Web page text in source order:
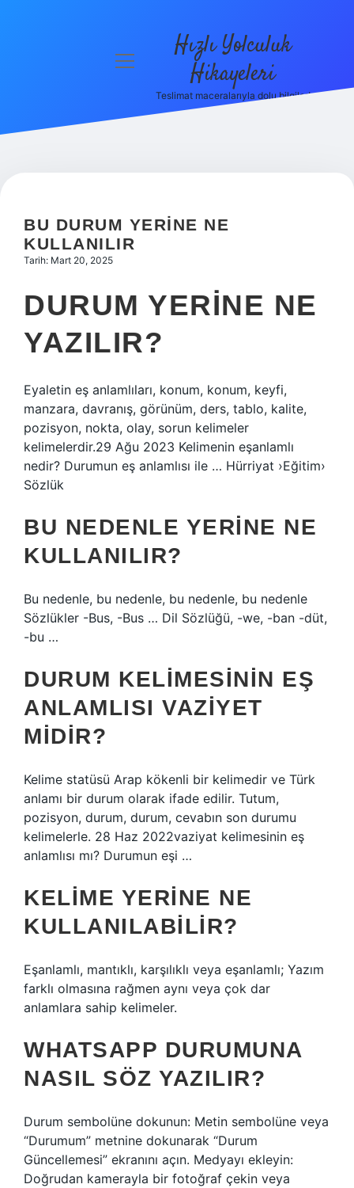
Hakkımızda
menüyü
Hızlı Yolculuk
Hikayeleri
Teslimat maceralarıyla dolu bilgiler!
BU DURUM YERINE NE
KULLANILIR
Tarih: Mart 20, 2025
DURUM YERINE NE
YAZILIR?
Eyaletin eş anlamlıları, konum, konum, keyfi,
manzara, davranış, görünüm, ders, tablo, kalite,
pozisyon, nokta, olay, sorun kelimeler
kelimelerdir.29 Ağu 2023 Kelimenin eşanlamlı
nedir? Durumun eş anlamlısı ile … Hürriyat ›Eğitim›
Sözlük
BU NEDENLE YERINE NE
KULLANILIR?
Bu nedenle, bu nedenle, bu nedenle, bu nedenle
Sözlükler -Bus, -Bus … Dil Sözlüğü, -we, -ban -düt,
-bu …
DURUM KELIMESININ EŞ
ANLAMLISI VAZIYET
MIDIR?
Kelime statüsü Arap kökenli bir kelimedir ve Türk
anlamı bir durum olarak ifade edilir. Tutum,
pozisyon, durum, durum, cevabın son durumu
kelimelerle. 28 Haz 2022vaziyat kelimesinin eş
anlamlısı mı? Durumun eşi …
KELIME YERINE NE
KULLANILABILIR?
Eşanlamlı, mantıklı, karşılıklı veya eşanlamlı; Yazım
farklı olmasına rağmen aynı veya çok dar
anlamlara sahip kelimeler.
WHATSAPP DURUMUNA
NASIL SÖZ YAZILIR?
Durum sembolüne dokunun: Metin sembolüne veya
“Durumum” metnine dokunarak “Durum
Güncellemesi” ekranını açın. Medyayı ekleyin:
Doğrudan kamerayla bir fotoğraf çekin veya